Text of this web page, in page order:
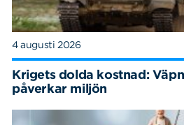
4 augusti 2026
Krigets dolda kostnad:
påverkar miljön